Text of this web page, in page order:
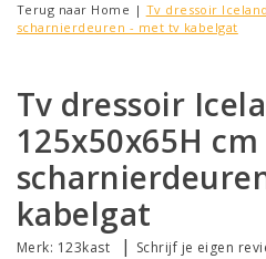
Terug naar Home | Tv dressoir
scharnierdeuren - met tv kabelgat
Tv dressoir
125x50x65H
kabelgat
Merk: 123kast | Schrijf je eigen